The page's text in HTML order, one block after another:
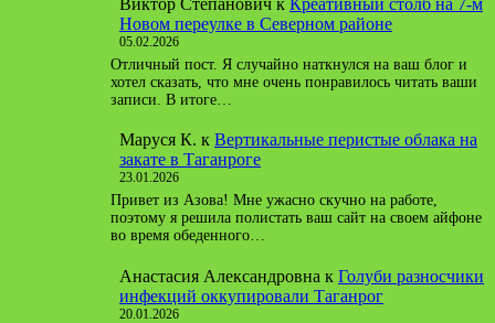
Новом переулке в Северном районе
05.02.2026
Отличный пост. Я случайно наткнулся на ваш блог и
хотел сказать, что мне очень понравилось читать ваши
записи. В итоге…
Маруся К. к Вертикальные перистые облака на
закате в Таганроге
23.01.2026
Привет из Азова! Мне ужасно скучно на работе,
поэтому я решила полистать ваш сайт на своем айфоне
во время обеденного…
Анастасия Александровна к Голуби разносчики
инфекций оккупировали Таганрог
20.01.2026